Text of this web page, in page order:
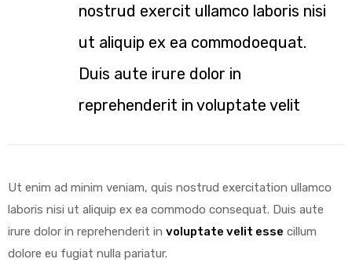
nostrud exercit ullamco laboris nisi
ut aliquip ex ea commodoequat.
Duis aute irure dolor in
reprehenderit in voluptate velit
Ut enim ad minim veniam, quis nostrud exercitation ullamco
laboris nisi ut aliquip ex ea commodo consequat. Duis aute
irure dolor in reprehenderit in voluptate velit esse cillum
dolore eu fugiat nulla pariatur.